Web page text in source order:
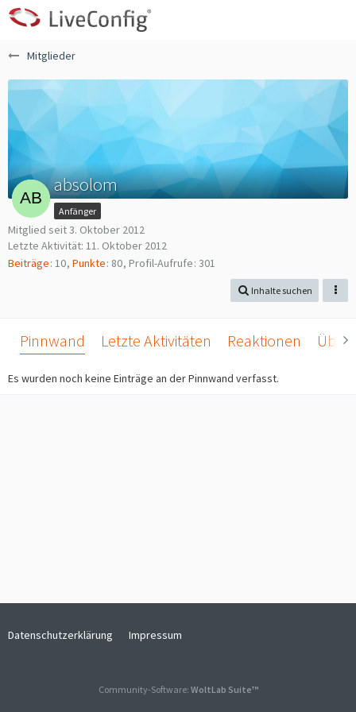
Mitglieder
absolom
Anfänger
Mitglied seit 3. Oktober 2012
Letzte Aktivität: 11. Oktober 2012
Beiträge 10 Punkte 80 Profil-Aufrufe 301
Inhalte suchen
Pinnwand Letzte Aktivitäten Reaktionen Über
Es wurden noch keine Einträge an der Pinnwand verfasst.
Datenschutzerklärung Impressum
Community-Software: WoltLab Suite™